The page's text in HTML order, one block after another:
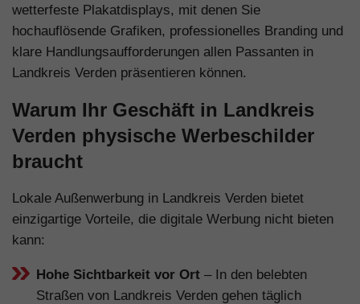
wetterfeste Plakatdisplays, mit denen Sie
hochauflösende Grafiken, professionelles Branding und
klare Handlungsaufforderungen allen Passanten in
Landkreis Verden präsentieren können.
Warum Ihr Geschäft in Landkreis
Verden physische Werbeschilder
braucht
Lokale Außenwerbung in Landkreis Verden bietet
einzigartige Vorteile, die digitale Werbung nicht bieten
kann:
Hohe Sichtbarkeit vor Ort – In den belebten
Straßen von Landkreis Verden gehen täglich